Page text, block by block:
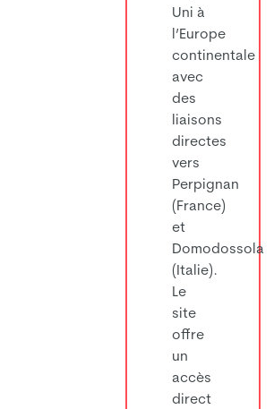
Uni à
l’Europe
continentale
avec
des
liaisons
directes
vers
Perpignan
(France)
et
Domodossola
(Italie).
Le
site
offre
un
accès
direct